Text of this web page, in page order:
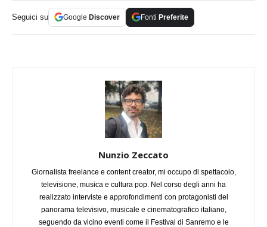
Seguici su Google Discover Fonti Preferite
Nunzio Zeccato
Giornalista freelance e content creator, mi occupo di spettacolo,
televisione, musica e cultura pop. Nel corso degli anni ha
realizzato interviste e approfondimenti con protagonisti del
panorama televisivo, musicale e cinematografico italiano,
seguendo da vicino eventi come il Festival di Sanremo e le